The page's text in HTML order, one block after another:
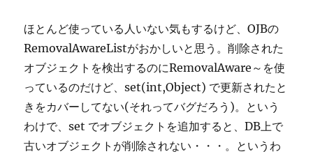
ほとんど使っている人いない気もするけど、OJBの
RemovalAwareListがおかしいと思う。削除された
オブジェクトを検出するのにRemovalAware～を使
っているのだけど、set(int,Object) で更新されたと
きをカバーしてない(それってバグだろう)。という
わけで、set でオブジェクトを追加すると、DB上で
古いオブジェクトが削除されない・・・。というわ